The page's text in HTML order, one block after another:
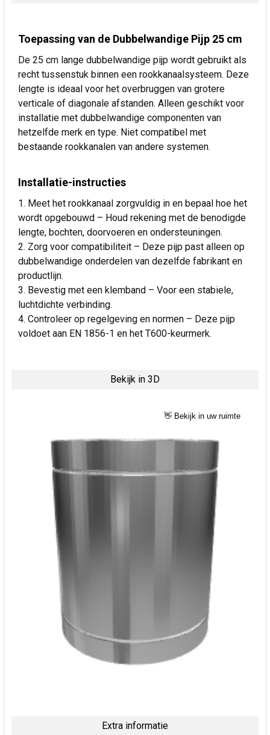
Toepassing van de Dubbelwandige Pijp 25 cm
De 25 cm lange dubbelwandige pijp wordt gebruikt als
recht tussenstuk binnen een rookkanaalsysteem. Deze
lengte is ideaal voor het overbruggen van grotere
verticale of diagonale afstanden. Alleen geschikt voor
installatie met dubbelwandige componenten van
hetzelfde merk en type. Niet compatibel met
bestaande rookkanalen van andere systemen.
Installatie-instructies
Meet het rookkanaal zorgvuldig in en bepaal hoe het
wordt opgebouwd – Houd rekening met de benodigde
lengte, bochten, doorvoeren en ondersteuningen.
Zorg voor compatibiliteit – Deze pijp past alleen op
dubbelwandige onderdelen van dezelfde fabrikant en
productlijn.
Bevestig met een klemband – Voor een stabiele,
luchtdichte verbinding.
Controleer op regelgeving en normen – Deze pijp
voldoet aan EN 1856-1 en het T600-keurmerk.
Bekijk in 3D
Extra informatie